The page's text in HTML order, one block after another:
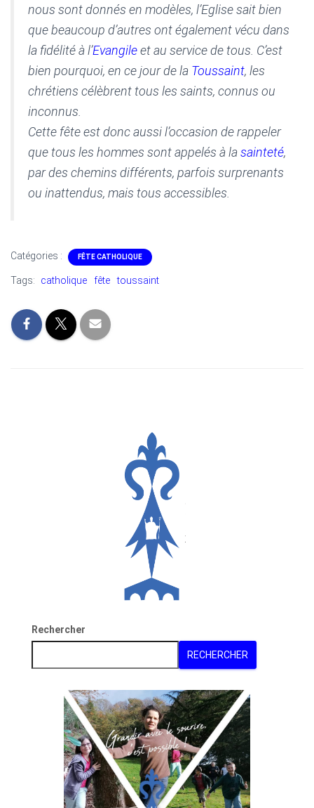
nous sont donnés en modèles, l’Eglise sait bien
que beaucoup d’autres ont également vécu dans
la fidélité à l’Evangileet au service de tous. C’est
bien pourquoi, en ce jour de la Toussaint, les
chrétiens célèbrent tous les saints, connus ou
inconnus.
Cette fête est donc aussi l’occasion de rappeler
que tous les hommes sont appelés à lasainteté,
par des chemins différents, parfois surprenants
ou inattendus, mais tous accessibles.
Catégories : FÊTE CATHOLIQUE
Tags: catholique fête toussaint
Rechercher
RECHERCHER